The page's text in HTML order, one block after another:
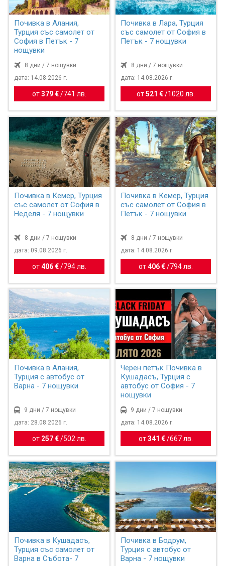
Почивка в Алания,
Турция със самолет от
София в Петък - 7
нощувки
8 дни / 7 нощувки
дата: 14.08.2026 г.
от379 € / 741 лв.
Почивка в Лара, Турция
със самолет от София в
Петък - 7 нощувки
8 дни / 7 нощувки
дата: 14.08.2026 г.
от521 €/ 1020 лв.
Почивка в Кемер, Турция
със самолет от София в
Неделя - 7 нощувки
8 дни / 7 нощувки
дата: 09.08.2026 г.
от406 € / 794 лв.
Почивка в Кемер, Турция
със самолет от София в
Петък - 7 нощувки
8 дни / 7 нощувки
дата: 14.08.2026 г.
от406 €/ 794 лв.
Почивка в Алания,
Турция с автобус от
Варна - 7 нощувки
9 дни / 7 нощувки
дата: 28.08.2026 г.
от 257 € /502 лв.
Черен петък Почивка в
Кушадасъ, Турция с
автобус от София - 7
нощувки
9 дни / 7 нощувки
дата: 14.08.2026 г.
от341 €/667 лв.
Почивка в Кушадасъ,
Турция със самолет от
Варна в Събота- 7
Почивка в Бодрум,
Турция с автобус от
Варна - 7 нощувки